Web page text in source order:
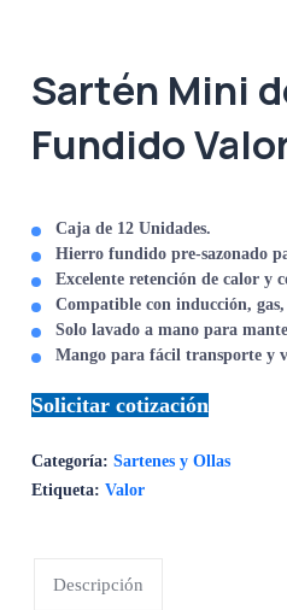
Sartén Mini
Fundido
Caja de 12 Unidades.
Hierro fundido pre-sazonado
Excelente retención de calor y
Compatible con inducción,
Solo lavado a mano para
Mango para fácil transporte y
Solicitar cotización
Categoría:Sartenes y Ollas
Etiqueta:Valor
Descripción